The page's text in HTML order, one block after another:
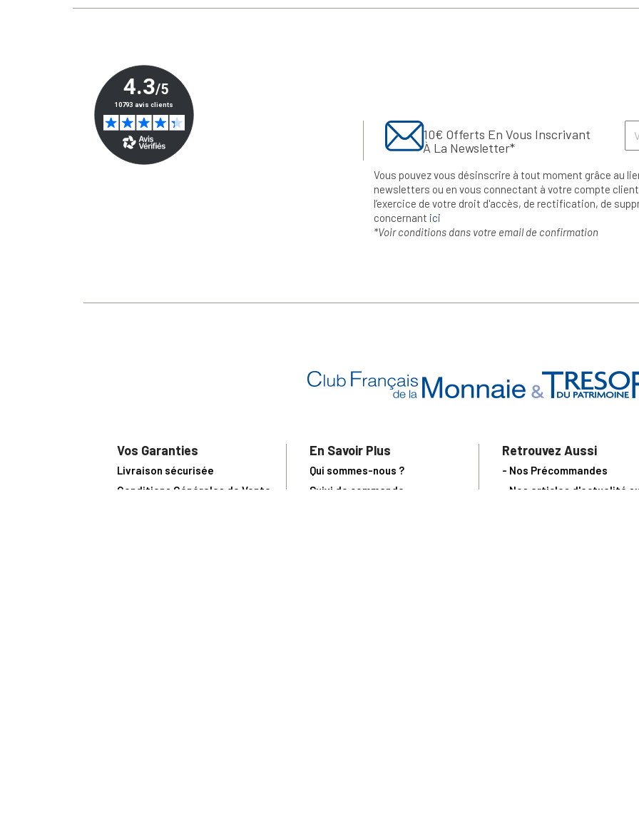
10€ Offerts En Vous Inscrivant
À La Newsletter*
Vous pouvez vous désinscrire à tout moment grâce au
newsletters ou en vous connectant à votre compte
l’exercice de votre droit d'accès, de rectification, de
concernant ici
*Voir conditions dans votre email de confirmation
Vos Garanties
Livraison sécurisée
Conditions Générales de Vente
En Savoir Plus
Qui sommes-nous ?
Suivi de commande
Retrouvez Aussi
- Nos Précommandes
- Nos articles d'actualité